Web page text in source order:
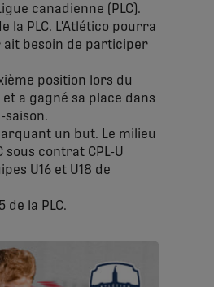
canadienne (PLC).
la PLC. L'Atlético pourra
ait besoin de participer
position lors du
a gagné sa place dans
saison.
un but. Le milieu
contrat CPL-U
U16 et U18 de
la PLC.